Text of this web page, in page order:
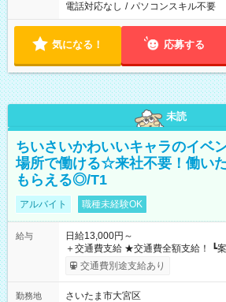
電話対応なし / パソコンスキル不要
気になる！ 応募する
未読
ちいさいかわいいキャラのイベ
場所で働ける☆来社不要！働い
もらえる◎/T1
アルバイト 職種未経験OK
給与
日給13,000円～
＋交通費支給 ★交通費全額支給！ ┗案件により規定あり ★日払
いOK！（規定あり） ┗働いたその日
ンビニATMから 日払い分を引き落とせます！ 【
交通費別途支給あり
勤務地
さいたま市大宮区